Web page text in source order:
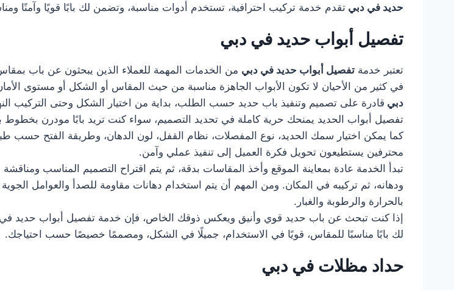
حديد في دبي تقدم خدمة تركيب احترافية، تستخدم أدوات مناسبة، وتضمن لك بابًا قويًا وآمنًا
تفصيل أبواب حديد في دبي
تعتبر خدمة تفصيل أبواب حديد في دبي من الخدمات المهمة للعملاء الذين يبحثون عن باب
في كثير من الأحيان لا تكون الأبواب الجاهزة مناسبة من حيث المقاس أو الشكل أو مستوى
دبي قادرة على تصميم وتنفيذ باب حديد حسب الطلب، بداية من اختيار الشكل وحتى التركيب
تفصيل أبواب الحديد يمنحك حرية كاملة في تحديد التصميم، سواء كنت تريد بابًا مودرن بخطوط
كما يمكن اختيار سمك الحديد، نوع المفصلات، نظام القفل، لون الدهان، وطريقة الفتح حسب
محترفين يستطيعون تحويل فكرة العميل إلى تنفيذ عملي وآمن.
تبدأ الخدمة عادة بمعاينة الموقع وأخذ المقاسات بدقة، ثم يتم اقتراح التصميم المناسب
ودهانه، ثم تركيبه في المكان. ومن المهم أن يتم استخدام دهانات مقاومة للصدأ والعوامل
بالحرارة والرطوبة والغبار.
إذا كنت تبحث عن باب حديد قوي وأنيق ويعكس ذوقك الخاص، فإن خدمة تفصيل أبواب حديد
لك بابًا مناسبًا للمقاس، قويًا في الاستخدام، جميلًا في الشكل، ومصممًا خصيصًا حسب احتياجك.
حداد مظلات في دبي